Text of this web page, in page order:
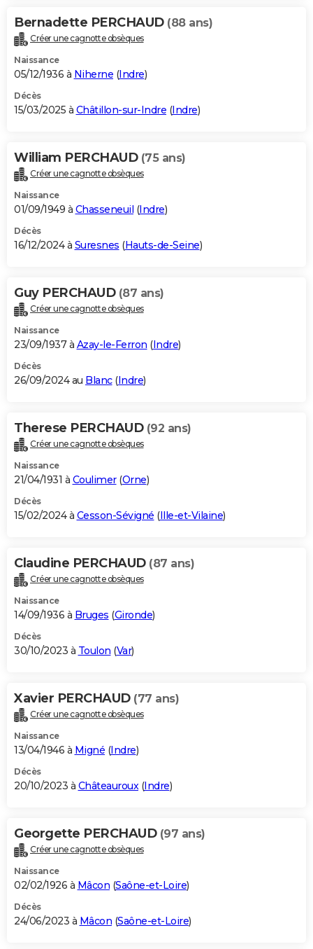
Bernadette PERCHAUD (88 ans)
Créer une cagnotte obsèques
Naissance
05/12/1936 à Niherne (Indre)
Décès
15/03/2025 à Châtillon-sur-Indre (Indre)
William PERCHAUD (75 ans)
Créer une cagnotte obsèques
Naissance
01/09/1949 à Chasseneuil (Indre)
Décès
16/12/2024 à Suresnes (Hauts-de-Seine)
Guy PERCHAUD (87 ans)
Créer une cagnotte obsèques
Naissance
23/09/1937 à Azay-le-Ferron (Indre)
Décès
26/09/2024 au Blanc(Indre)
Therese PERCHAUD (92 ans)
Créer une cagnotte obsèques
Naissance
21/04/1931 à Coulimer(Orne)
Décès
15/02/2024 à Cesson-Sévigné (Ille-et-Vilaine)
Claudine PERCHAUD (87 ans)
Créer une cagnotte obsèques
Naissance
14/09/1936 à Bruges (Gironde)
Décès
30/10/2023 à Toulon (Var)
Xavier PERCHAUD (77 ans)
Créer une cagnotte obsèques
Naissance
13/04/1946 à Migné (Indre)
Décès
20/10/2023 à Châteauroux(Indre)
Georgette PERCHAUD (97 ans)
Créer une cagnotte obsèques
Naissance
02/02/1926 à Mâcon (Saône-et-Loire)
Décès
24/06/2023 à Mâcon (Saône-et-Loire)